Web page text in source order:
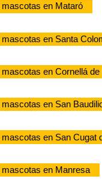
en Mataró
en Santa
en Cornellá de
en San
en San Cugat
en Manresa